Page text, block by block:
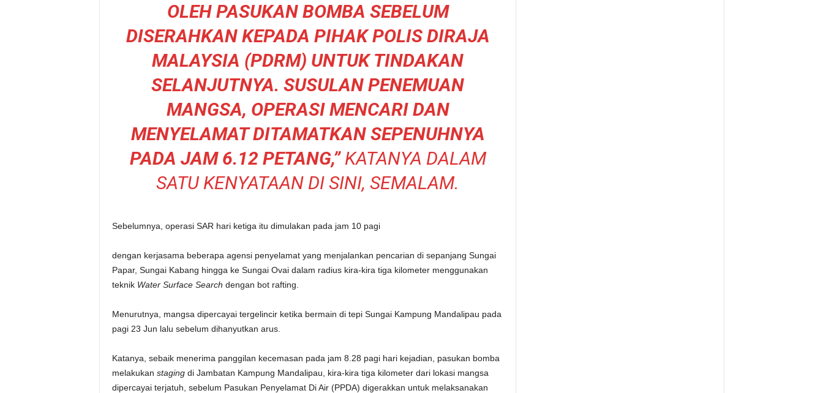
OLEH PASUKAN BOMBA SEBELUM
DISERAHKAN KEPADA PIHAK POLIS DIRAJA
MALAYSIA (PDRM) UNTUK TINDAKAN
SELANJUTNYA. SUSULAN PENEMUAN
MANGSA, OPERASI MENCARI DAN
MENYELAMAT DITAMATKAN SEPENUHNYA
PADA JAM 6.12 PETANG,”KATANYA DALAM
SATU KENYATAAN DI SINI, SEMALAM.
Sebelumnya, operasi SAR hari ketiga itu dimulakan pada jam 10 pagi
dengan kerjasama beberapa agensi penyelamat yang menjalankan pencarian di sepanjang Sungai
Papar, Sungai Kabang hingga ke Sungai Ovai dalam radius kira-kira tiga kilometer menggunakan
teknik Water Surface Search dengan bot rafting.
Menurutnya, mangsa dipercayai tergelincir ketika bermain di tepi Sungai Kampung Mandalipau pada
pagi 23 Jun lalu sebelum dihanyutkan arus.
Katanya, sebaik menerima panggilan kecemasan pada jam 8.28 pagi hari kejadian, pasukan bomba
melakukan stagingdi Jambatan Kampung Mandalipau, kira-kira tiga kilometer dari lokasi mangsa
dipercayai terjatuh, sebelum Pasukan Penyelamat Di Air (PPDA) digerakkan untuk melaksanakan